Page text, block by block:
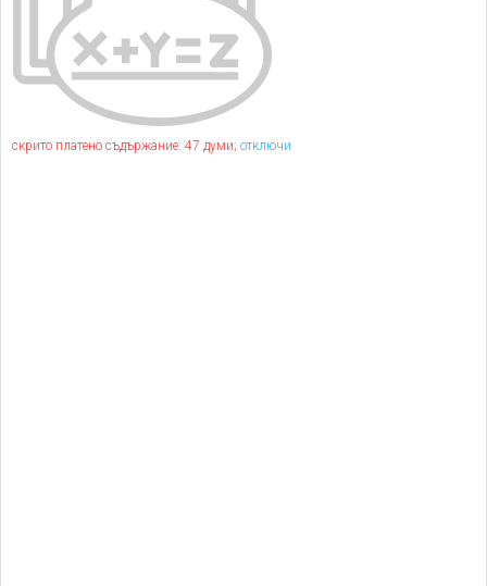
скрито платено съдържание: 47 думи; отключи